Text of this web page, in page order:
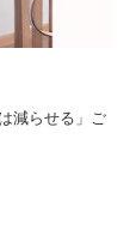
減らせる」ご